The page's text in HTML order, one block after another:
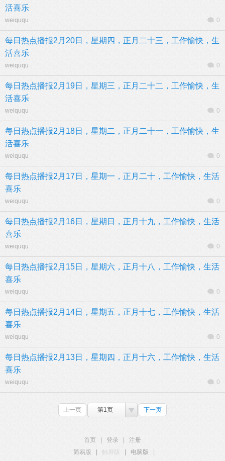
活喜乐
weiququ 0
每日热点播报2月20日，星期四，正月二十三，工作愉快，生
活喜乐
weiququ 0
每日热点播报2月19日，星期三，正月二十二，工作愉快，生
活喜乐
weiququ 0
每日热点播报2月18日，星期二，正月二十一，工作愉快，生
活喜乐
weiququ 0
每日热点播报2月17日，星期一，正月二十，工作愉快，生活
喜乐
weiququ 0
每日热点播报2月16日，星期日，正月十九，工作愉快，生活
喜乐
weiququ 0
每日热点播报2月15日，星期六，正月十八，工作愉快，生活
喜乐
weiququ 0
每日热点播报2月14日，星期五，正月十七，工作愉快，生活
喜乐
weiququ 0
每日热点播报2月13日，星期四，正月十六，工作愉快，生活
喜乐
weiququ 0
上一页 第1页 下一页
首页 登录
注册
简易版
触屏版 电脑版